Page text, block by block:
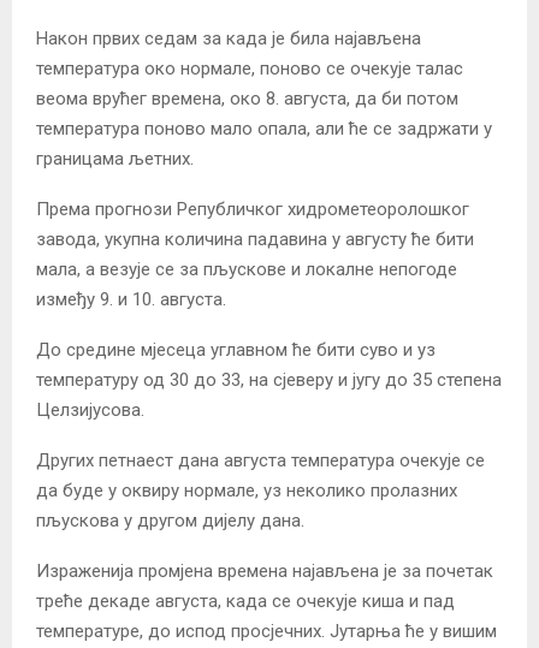
Након првих седам за када је била најављена
температура око нормале, поново се очекује талас
веома врућег времена, око 8. августа, да би потом
температура поново мало опала, али ће се задржати у
границама љетних.
Према прогнози Републичког хидрометеоролошког
завода, укупна количина падавина у августу ће бити
мала, а везује се за пљускове и локалне непогоде
између 9. и 10. августа.
До средине мјесеца углавном ће бити суво и уз
температуру од 30 до 33, на сјеверу и југу до 35 степена
Целзијусова.
Других петнаест дана августа температура очекује се
да буде у оквиру нормале, уз неколико пролазних
пљускова у другом дијелу дана.
Израженија промјена времена најављена је за почетак
треће декаде августа, када се очекује киша и пад
температуре, до испод просјечних. Јутарња ће у вишим